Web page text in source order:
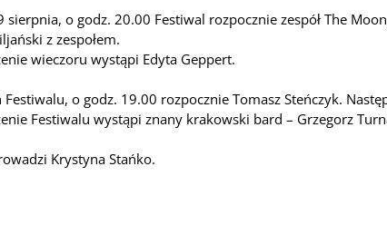
sierpnia, o godz. 20.00 Festiwal rozpocznie zespół The
z zespołem.
wieczoru wystąpi Edyta Geppert.
o godz. 19.00 rozpocznie Tomasz Steńczyk.
Festiwalu wystąpi znany krakowski bard – Grzegorz
Krystyna Stańko.